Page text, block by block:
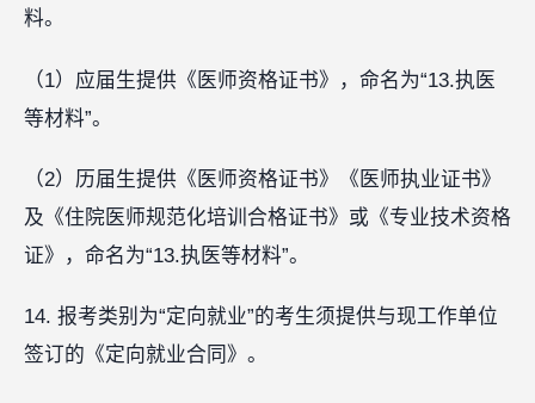
料。
（1）应届生提供《医师资格证书》，命名为“13.执医
等材料”。
（2）历届生提供《医师资格证书》《医师执业证书》
及《住院医师规范化培训合格证书》或《专业技术资格
证》，命名为“13.执医等材料”。
14. 报考类别为“定向就业”的考生须提供与现工作单位
签订的《定向就业合同》。